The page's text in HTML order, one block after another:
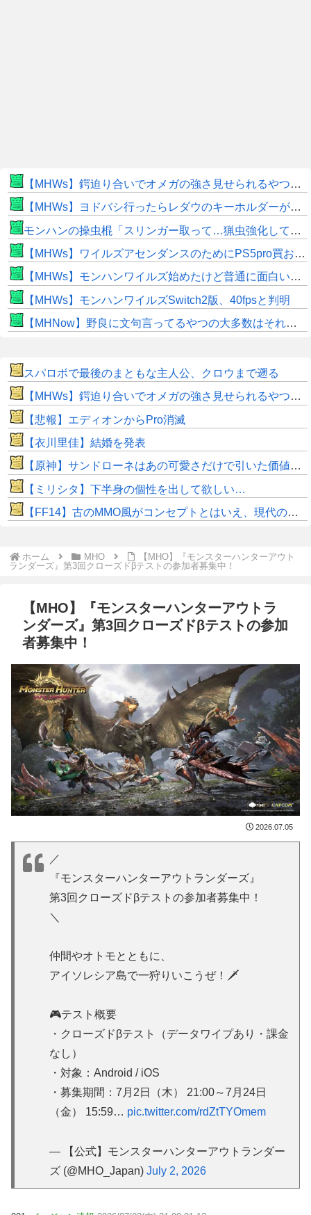
【MHWs】鍔迫り合いでオメガの強さ見せられるやつ一番すき
【MHWs】ヨドバシ行ったらレダウのキーホルダーが100円で売ってて草
モンハンの操虫棍「スリンガー取って…猟虫強化して…エキス取って… よし、戦うぞ」←これ
【MHWs】ワイルズアセンダンスのためにPS5pro買おうとしたら転売価格ばかりじゃねーか
【MHWs】モンハンワイルズ始めたけど普通に面白いじゃん
【MHWs】モンハンワイルズSwitch2版、40fpsと判明
【MHNow】野良に文句言ってるやつの大多数はそれしてないだけの雑魚だから聞く耳持つだけムダよ
スパロボで最後のまともな主人公、クロウまで遡る
【MHWs】鍔迫り合いでオメガの強さ見せられるやつ一番すき
【悲報】エディオンからPro消滅
【衣川里佳】結婚を発表
【原神】サンドローネはあの可愛さだけで引いた価値ある！
【ミリシタ】下半身の個性を出して欲しい…
【FF14】古のMMO風がコンセプトとはいえ、現代の環境に「アクセ極低ドロ率」は合っていないのでは？と話題に
ホーム MHO
【MHO】『モンスターハンターアウト
ランダーズ』第3回クローズドβテストの参加者募集中！
【MHO】『モンスターハンターアウトラ
ンダーズ』第3回クローズドβテストの参加
者募集中！
2026.07.05
／
『モンスターハンターアウトランダーズ』
第3回クローズドβテストの参加者募集中！
＼
仲間やオトモとともに、
アイソレシア島で一狩りいこうぜ！🗡️
🎮テスト概要
・クローズドβテスト（データワイプあり・課金
なし）
・対象：Android / iOS
・募集期間：7月2日（木） 21:00～7月24日
（金） 15:59… pic.twitter.com/rdZtTYOmem
— 【公式】モンスターハンターアウトランダー
ズ (@MHO_Japan) July 2, 2026